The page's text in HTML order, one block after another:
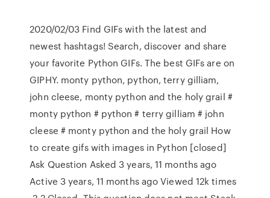
2020/02/03 Find GIFs with the latest and
newest hashtags! Search, discover and share
your favorite Python GIFs. The best GIFs are on
GIPHY. monty python, python, terry gilliam,
john cleese, monty python and the holy grail #
monty python # python # terry gilliam # john
cleese # monty python and the holy grail How
to create gifs with images in Python [closed]
Ask Question Asked 3 years, 11 months ago
Active 3 years, 11 months ago Viewed 12k times